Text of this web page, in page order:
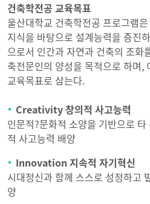
건축학전공 교육목표
울산대학교 건축학전공 프로그램
지식을 바탕으로 설계능력을 증진
으로서 인간과 자연과 건축의 조화
축전문인의 양성을 목적으로 하며,
교육목표로 삼는다.
Creativity 창의적 사고능력
인문적?문화적 소양을 기반으로
적 사고능력 배양
Innovation 지속적 자기혁신
시대정신과 함께 스스로 성정하고
양